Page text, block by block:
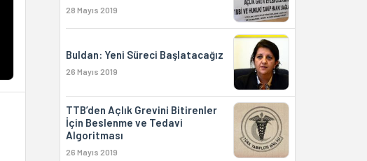
28 Mayıs 2019
Buldan: Yeni Süreci Başlatacağız
26 Mayıs 2019
TTB’den Açlık Grevini Bitirenler
İçin Beslenme ve Tedavi
Algoritması
26 Mayıs 2019